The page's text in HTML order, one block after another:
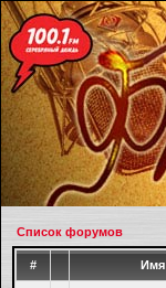
Список форумов
# Имя